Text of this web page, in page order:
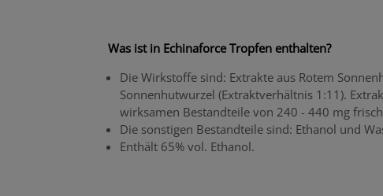
Was ist in Echinaforce Tropfen enthalten?
Die Wirkstoffe sind: Extrakte aus Rotem
Sonnenhutwurzel (Extraktverhältnis 1:11).
wirksamen Bestandteile von 240 - 440 mg
Die sonstigen Bestandteile sind: Ethanol und
Enthält 65% vol. Ethanol.